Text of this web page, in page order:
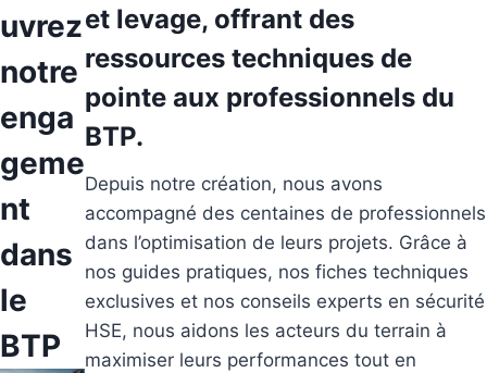
uvrez
notre
enga
geme
nt
dans
le
BTP
et levage, offrant des
ressources techniques de
pointe aux professionnels du
BTP.
Depuis notre création, nous avons
accompagné des centaines de professionnels
dans l’optimisation de leurs projets. Grâce à
nos guides pratiques, nos fiches techniques
exclusives et nos conseils experts en sécurité
HSE, nous aidons les acteurs du terrain à
maximiser leurs performances tout en